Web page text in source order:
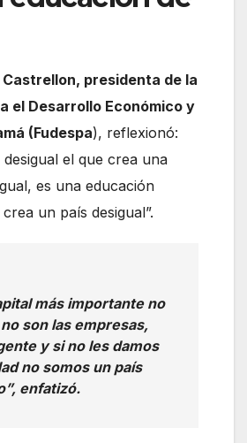
Castrellon, presidenta de la
el Desarrollo Económico y
(Fudespa), reflexionó:
el que crea una
es una educación
un país desigual”.
más importante no
son las empresas,
y si no les damos
no somos un país
enfatizó.